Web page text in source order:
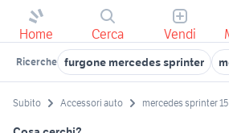
Home Cerca Vendi
Ricerche furgone mercedes sprinter
Subito Accessori auto mercedes sprinter 15